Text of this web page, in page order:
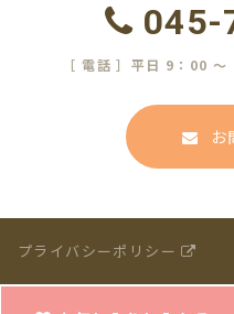
045-
［ 電話 ］平日 9：00
お
プライバシーポリシー